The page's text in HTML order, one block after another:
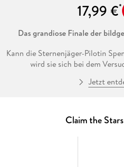
17,99 €
Das grandiose Finale der
Kann die Sternenjäger-Pilotin
wird sie sich bei dem
»Defiant Jenseits der
Die Zeit im Nirgendwo
Begegnung mit den uralten
Jetzt
Claim the